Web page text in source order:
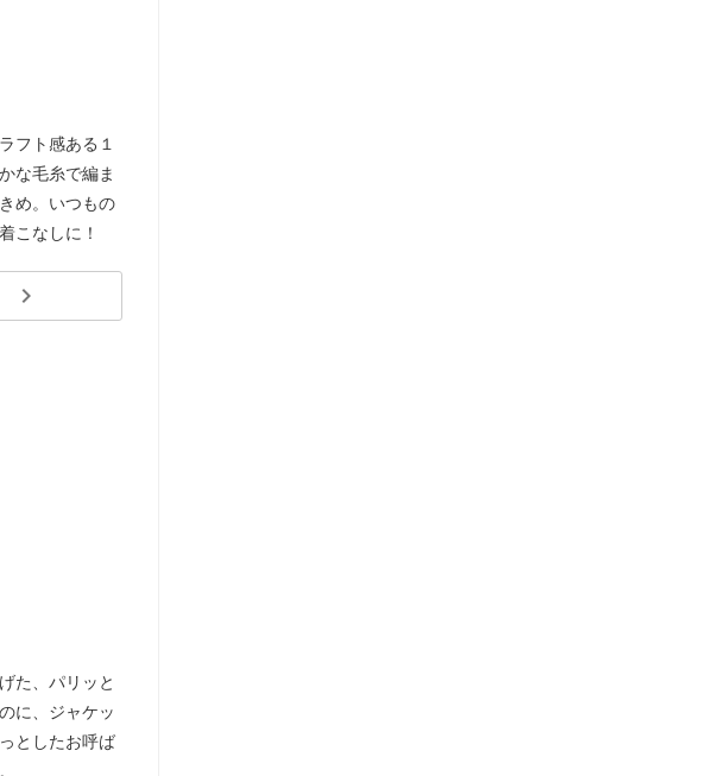
フト感ある１
な毛糸で編ま
め。いつもの
こなしに！
keyboard_arrow_right
た、パリッと
に、ジャケッ
としたお呼ば